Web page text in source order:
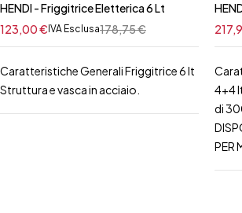
HENDI - Friggitrice Eletterica 6 Lt
178,75€
123,00€ IVA Esclusa
Caratteristiche Generali Friggitrice 6 lt
Struttura e vasca in acciaio.
4+4
di
PER